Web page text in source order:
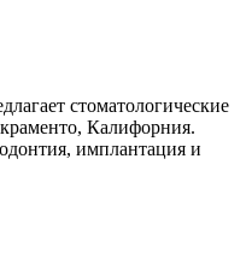
стоматологические
Калифорния.
имплантация и